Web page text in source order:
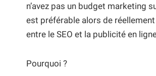
n’avez pas un budget marketing
est préférable alors de
entre le SEO et la publicité en
Pourquoi ?